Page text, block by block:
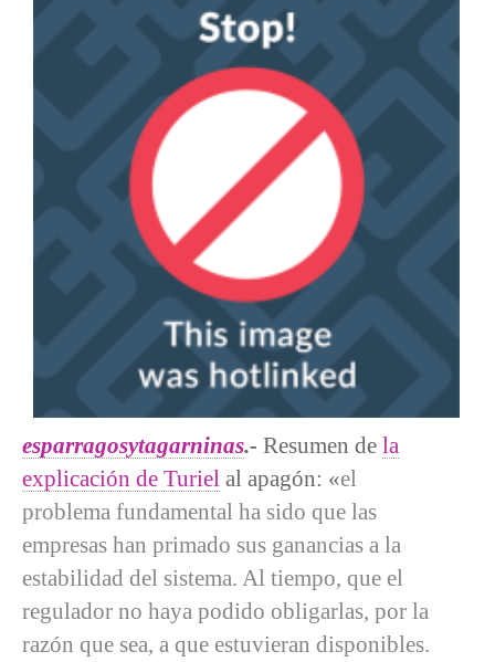
esparragosytagarninas.- Resumen de la
explicación de Turiel al apagón: «el
problema fundamental ha sido que las
empresas han primado sus ganancias a la
estabilidad del sistema. Al tiempo, que el
regulador no haya podido obligarlas, por la
razón que sea, a que estuvieran disponibles.